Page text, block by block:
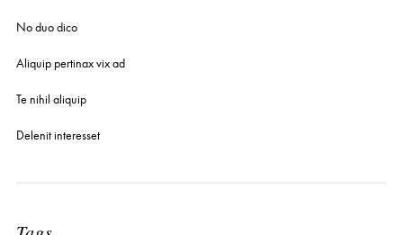
No duo dico
Aliquip pertinax vix ad
Te nihil aliquip
Delenit interesset